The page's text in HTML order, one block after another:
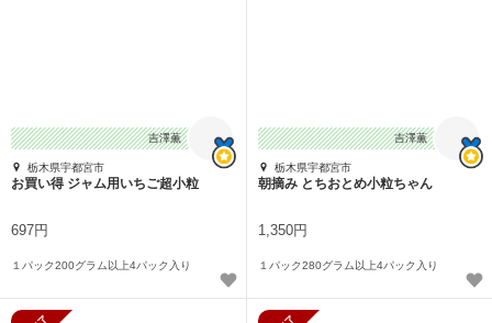
吉澤薫
栃木県宇都宮市
お買い得 ジャム用いちご超小粒
697円
１パック200グラム以上4パック入り
吉澤薫
栃木県宇都宮市
朝摘み とちおとめ小粒ちゃん
1,350円
１パック280グラム以上4パック入り